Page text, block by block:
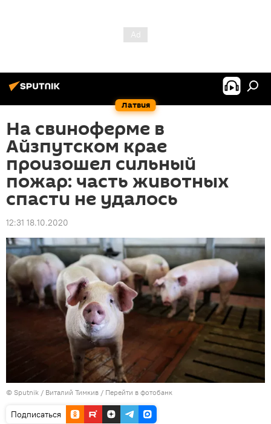
Латвия
На свиноферме в
Айзпутском крае
произошел сильный
пожар: часть животных
спасти не удалось
12:31 18.10.2020
© Sputnik / Виталий Тимкив / Перейти в фотобанк
Подписаться